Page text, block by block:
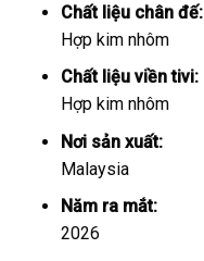
Chất liệu chân đế:
Hợp kim nhôm
Chất liệu viền tivi:
Hợp kim nhôm
Nơi sản xuất:
Malaysia
Năm ra mắt:
2026